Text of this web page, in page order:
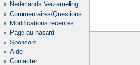
Nederlands:Verzameling
Commentaires/Questions
Modifications récentes
Page au hasard
Sponsors
Aide
Contacter